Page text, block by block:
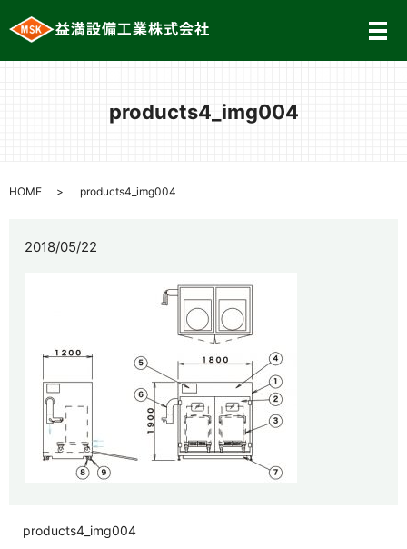
メ
products4_img004
HOME products4_img004
2018/05/22
products4_img004